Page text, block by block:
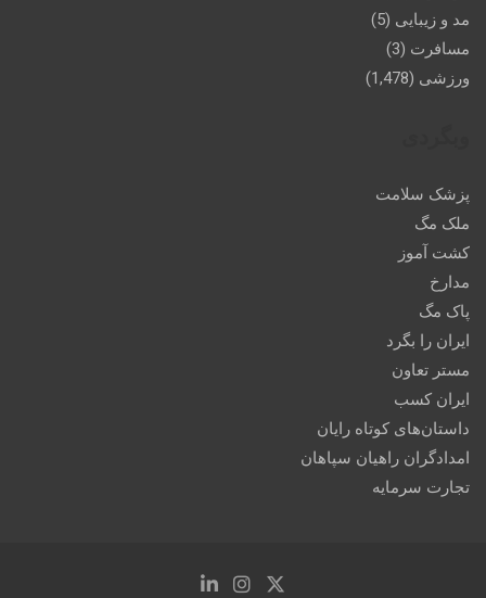
مد و زیبایی (5)
مسافرت (3)
ورزشی (1,478)
پزشک سلامت
ملک مگ
کشت آموز
مدارخ
پاک مگ
ایران را بگرد
مستر تعاون
ایران کسب
داستان‌های کوتاه رایان
امدادگران راهیان سپاهان
تجارت سرمایه